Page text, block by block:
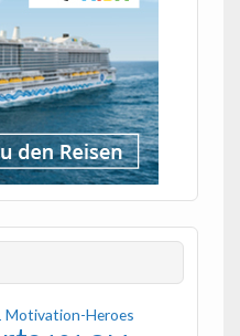
Motivation-Heroes